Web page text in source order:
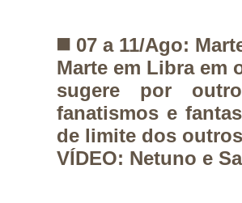
◼️ 07 a 11/Ago:
Marte em Libra em
sugere por
fanatismos e
de limite dos
VÍDEO: Netuno e